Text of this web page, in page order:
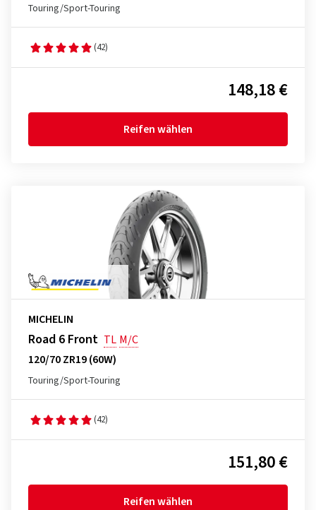
Touring/Sport-Touring
(42)
148,18 €
Reifen wählen
MICHELIN
Road 6 Front TL M/C
120/70 ZR19 (60W)
Touring/Sport-Touring
(42)
151,80 €
Reifen wählen